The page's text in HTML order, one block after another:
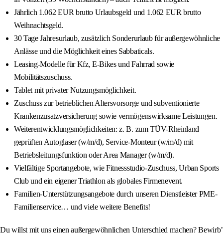
Jährlich 1.062 EUR brutto Urlaubsgeld und 1.062 EUR brutto
Weihnachtsgeld.
30 Tage Jahresurlaub, zusätzlich Sonderurlaub für außergewöhnliche
Anlässe und die Möglichkeit eines Sabbaticals.
Leasing-Modelle für Kfz, E-Bikes und Fahrrad sowie
Mobilitätszuschuss.
Tablet mit privater Nutzungsmöglichkeit.
Zuschuss zur betrieblichen Altersvorsorge und subventionierte
Krankenzusatzversicherung sowie vermögenswirksame Leistungen.
Weiterentwicklungsmöglichkeiten: z. B. zum TÜV-Rheinland
geprüften Autoglaser (w/m/d), Service-Monteur (w/m/d) mit
Betriebsleitungsfunktion oder Area Manager (w/m/d).
Vielfältige Sportangebote, wie Fitnessstudio-Zuschuss, Urban Sports
Club und ein eigener Triathlon als globales Firmenevent.
Familien-Unterstützungsangebote durch unseren Dienstleister PME-
Familienservice… und viele weitere Benefits!
Du willst mit uns einen außergewöhnlichen Unterschied machen? Bewirb’